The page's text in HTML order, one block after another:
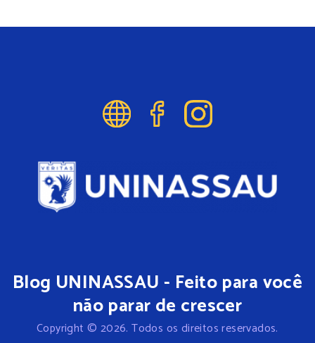
Blog UNINASSAU - Feito para você
não parar de crescer
Copyright © 2026. Todos os direitos reservados.